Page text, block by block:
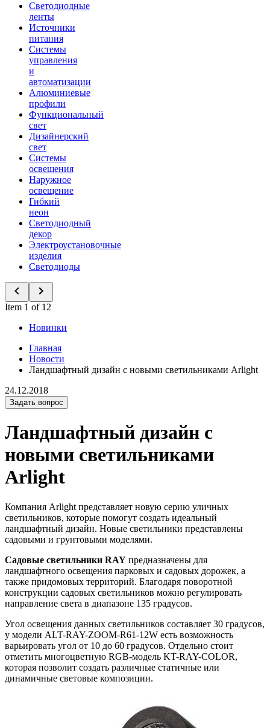
Светодиодные
ленты
Источники
питания
Системы
управления
и
автоматизации
Алюминиевые
профили
Функциональный
свет
Дизайнерский
свет
Системы
освещения
Наружное
освещение
Гибкий
неон
Светодиодный
декор
Электроустановочные
изделия
Светодиоды
Item 1 of 12
Новинки
Главная
Новости
Ландшафтный дизайн с новыми светильниками Arlight
24.12.2018
Задать вопрос
Ландшафтный дизайн с
новыми светильниками
Arlight
Компания Arlight представляет новую серию уличных
светильников, которые помогут создать идеальный
ландшафтный дизайн. Новые светильники представлены
садовыми и грунтовыми моделями.
Садовые светильники RAY предназначены для
ландшафтного освещения парковых и садовых дорожек, а
также придомовых территорий. Благодаря поворотной
конструкции садовых светильников можно регулировать
направление света в диапазоне 135 градусов.
Угол освещения данных светильников составляет 30 градусов,
у модели ALT-RAY-ZOOM-R61-12W есть возможность
варьировать угол от 10 до 60 градусов. Отдельно стоит
отметить многоцветную RGB-модель KT-RAY-COLOR,
которая позволит создать различные статичные или
динамичные световые композиции.